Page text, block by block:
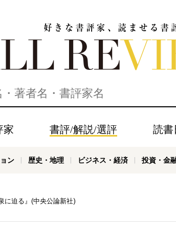
家 書評/解説/選評 読書
ン 歴史・地理 ビジネス・経済 投資・金
に迫る』(中央公論新社)